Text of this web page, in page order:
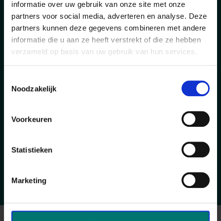
informatie over uw gebruik van onze site met onze
partners voor social media, adverteren en analyse. Deze
partners kunnen deze gegevens combineren met andere
informatie die u aan ze heeft verstrekt of die ze hebben
verzameld op basis van uw gebruik van hun services.
Noodzakelijk
Voorkeuren
Statistieken
Marketing
A starting salary between €2,600 and
€2,950 gross per month based on full-
time employment (depending on
Direct employment with the client;
PM;
employment;
Travel allowance.